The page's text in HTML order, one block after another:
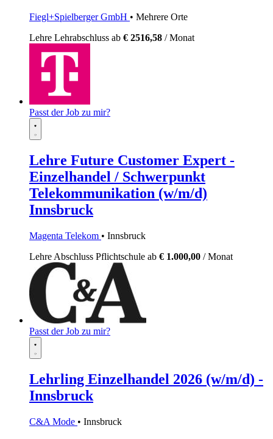
Fiegl+Spielberger GmbH • Mehrere Orte
Lehre Lehrabschluss ab € 2516,58 / Monat
Passt der Job zu mir?
Lehre Future Customer Expert -
Einzelhandel / Schwerpunkt
Telekommunikation (w/m/d)
Innsbruck
Magenta Telekom • Innsbruck
Lehre Abschluss Pflichtschule ab € 1.000,00 / Monat
Passt der Job zu mir?
Lehrling Einzelhandel 2026 (w/m/d) -
Innsbruck
C&A Mode • Innsbruck